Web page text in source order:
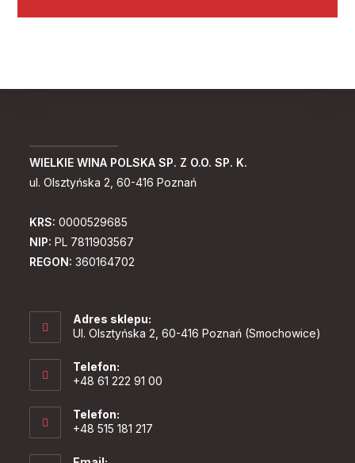
WIELKIE WINA POLSKA SP. Z O.O. SP. K.
ul. Olsztyńska 2, 60-416 Poznań
KRS: 0000529685
NIP: PL 7811903567
REGON: 360164702
Adres sklepu:
Ul. Olsztyńska 2, 60-416 Poznań (Smochowice)
Telefon:
+48 61 222 91 00
Telefon:
+48 515 181 217